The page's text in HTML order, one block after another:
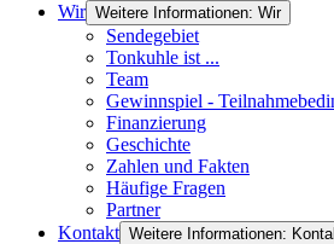
Wir Weitere Informationen: Wir
Sendegebiet
Tonkuhle ist ...
Team
Gewinnspiel -
Finanzierung
Geschichte
Zahlen und Fakten
Häufige Fragen
Partner
Kontakt Weitere Informationen: